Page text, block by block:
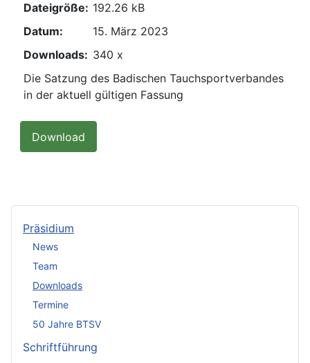
Präsidium
News
Team
Downloads
Termine
50 Jahre BTSV
Schriftführung
Dateigröße: 192.26 kB
Datum:
15. März 2023
Downloads: 340 x
Die Satzung des Badischen Tauchsportverbandes
in der aktuell gültigen Fassung